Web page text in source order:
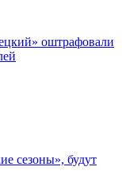
оштрафовали
сезоны», будут